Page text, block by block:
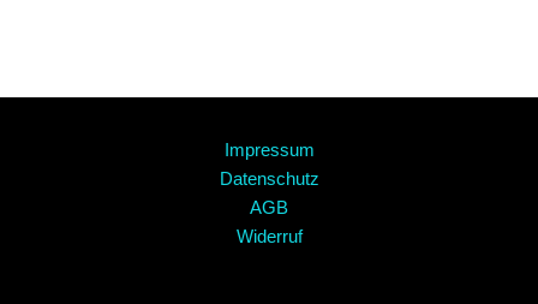
Impressum
Datenschutz
AGB
Widerruf